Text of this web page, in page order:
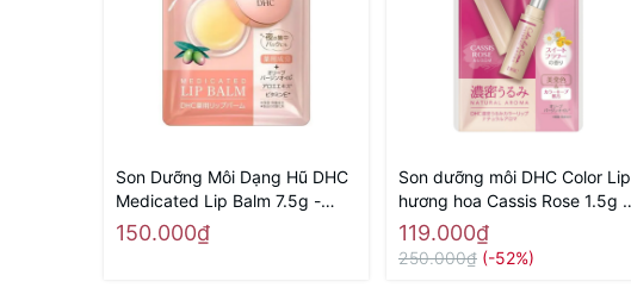
Son Dưỡng Môi Dạng Hũ DHC
Medicated Lip Balm 7.5g -
Hàng Nhật nội địa
150.000₫
Son dưỡng môi DHC Color Lip
hương hoa Cassis Rose 1.5g -
Hàng Nhật Nội Địa
119.000₫
250.000₫ (-52%)